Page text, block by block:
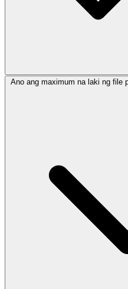
Ano ang maximum na laki ng file